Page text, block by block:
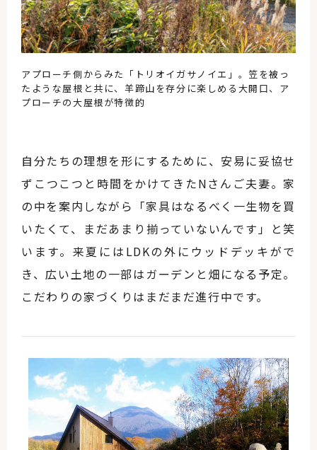
アプローチ側からみた「トリオイガサノイエ」。笠を被っ
たような屋根と共に、羊蹄山を存分に楽しめる大開口、ア
プローチの大屋根が特徴的
自分たちの理想を形にするために、安易に妥協せ
ずこつこつと時間をかけてきたNさんご夫妻。家
の中を案内しながら「家具はなるべく一生物を買
いたくて、まだあまり揃っていないんです」と笑
います。来夏にはLDKの外にウッドデッキがで
き、広い土地の一部はガーデンと畑になる予定。
こだわりの家づくりはまだまだ進行中です。